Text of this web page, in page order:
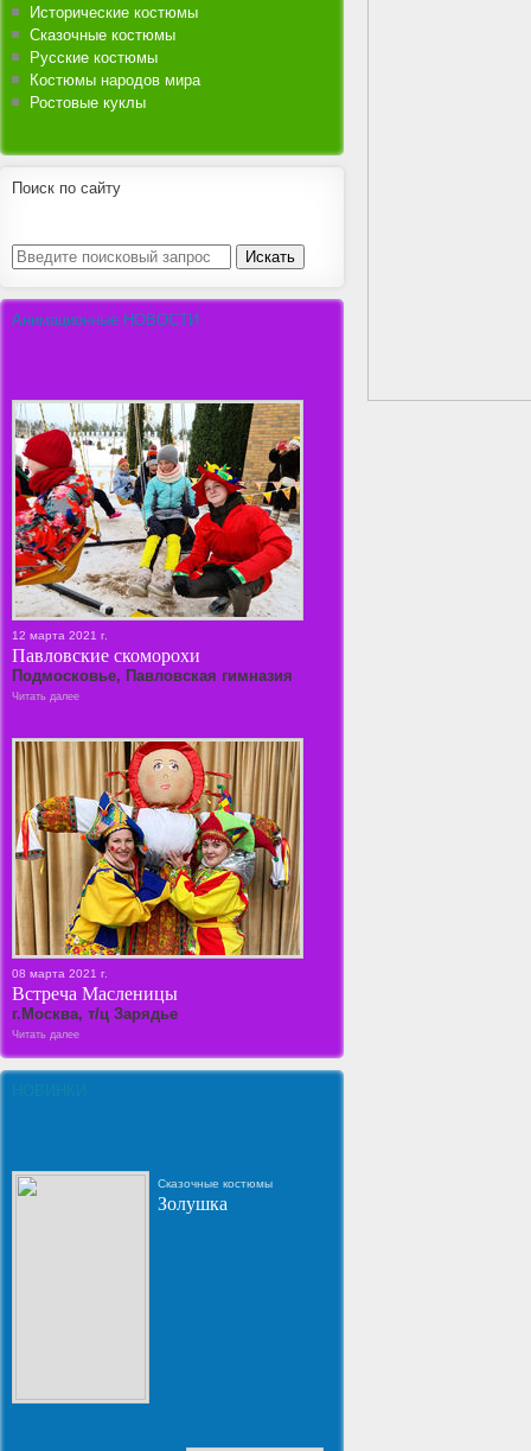
Исторические костюмы
Сказочные костюмы
Русские костюмы
Костюмы народов мира
Ростовые куклы
Поиск по сайту
Анимационные НОВОСТИ
12 марта 2021 г.
Павловские скоморохи
Подмосковье, Павловская гимназия
Читать далее
08 марта 2021 г.
Встреча Масленицы
г.Москва, т/ц Зарядье
Читать далее
Сказочные костюмы
Золушка